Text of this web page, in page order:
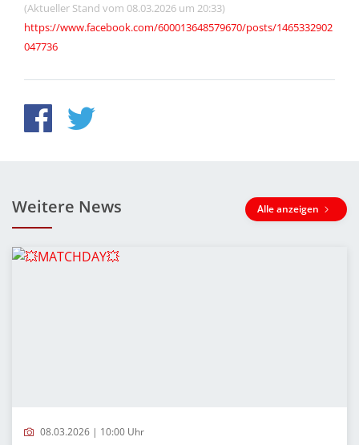
(Aktueller Stand vom 08.03.2026 um 20:33)
https://www.facebook.com/600013648579670/posts/1465332902
047736
Weitere News Alle anzeigen
08.03.2026 | 10:00 Uhr